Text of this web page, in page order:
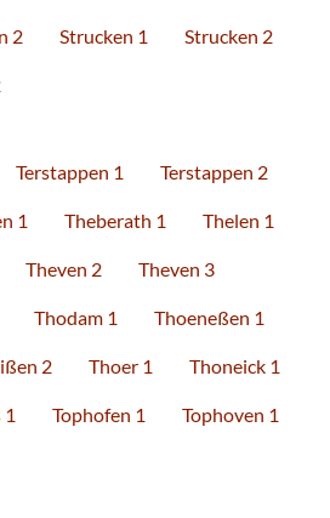
2 Strucken 1 Strucken 2
Terstappen 1 Terstappen 2
1 Theberath 1 Thelen 1
Theven 2 Theven 3
Thodam 1 Thoeneßen 1
2 Thoer 1 Thoneick 1
Tophofen 1 Tophoven 1